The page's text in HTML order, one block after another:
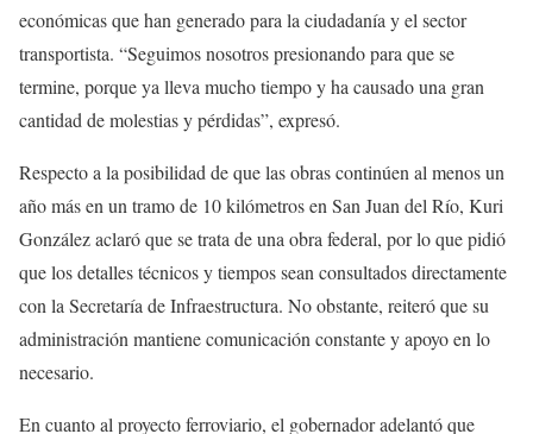
económicas que han generado para la ciudadanía y el sector
transportista. “Seguimos nosotros presionando para que se
termine, porque ya lleva mucho tiempo y ha causado una gran
cantidad de molestias y pérdidas”, expresó.
Respecto a la posibilidad de que las obras continúen al menos un
año más en un tramo de 10 kilómetros en San Juan del Río, Kuri
González aclaró que se trata de una obra federal, por lo que pidió
que los detalles técnicos y tiempos sean consultados directamente
con la Secretaría de Infraestructura. No obstante, reiteró que su
administración mantiene comunicación constante y apoyo en lo
necesario.
En cuanto al proyecto ferroviario, el gobernador adelantó que